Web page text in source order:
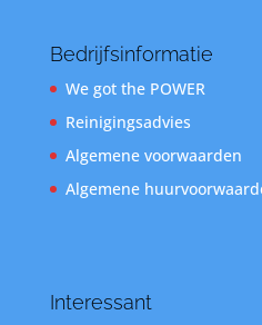
Bedrijfsinformatie
We got the POWER
Reinigingsadvies
Algemene voorwaarden
Algemene
Interessant